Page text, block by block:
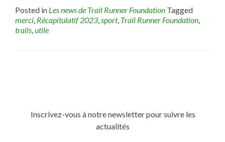
Posted in Les news de Trail Runner Foundation Tagged
merci, Récapitulatif 2023,sport, Trail Runner Foundation,
trails,utile
Inscrivez-vous à notre newsletter pour suivre les
actualités